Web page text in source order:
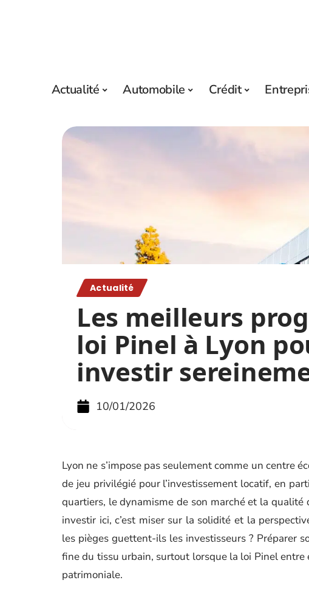
Actualité Automobile Crédit
Actualité
Les meilleurs
loi Pinel à Lyon
investir
10/01/2026
Lyon ne s’impose pas seulement comme un centre
de jeu privilégié pour l’investissement locatif, en
quartiers, le dynamisme de son marché et la
investir ici, c’est miser sur la solidité et la
les pièges guettent-ils les investisseurs ? Préparer
fine du tissu urbain, surtout lorsque la loi Pinel
patrimoniale.